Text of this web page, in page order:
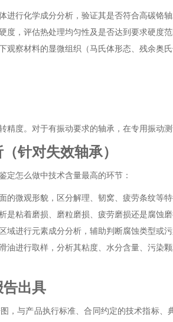
进行化学成分分析，验证其是否符合高碳铬轴
度，评估热处理均匀性及是否达到要求硬度范
观察材料的显微组织（马氏体形态、残余奥
精度。对于有振动要求的轴承，在专用振动
针对失效轴承）
定怎么做中技术含量最高的环节：
的微观形貌，区分解理、韧窝、疲劳条纹等
是粘着磨损、磨粒磨损、疲劳磨损还是腐蚀磨
域进行元素成分分析，辅助判断腐蚀类型或污
油进行取样，分析其粘度、水分含量、污染
出具
，与产品执行标准、合同约定的技术指标